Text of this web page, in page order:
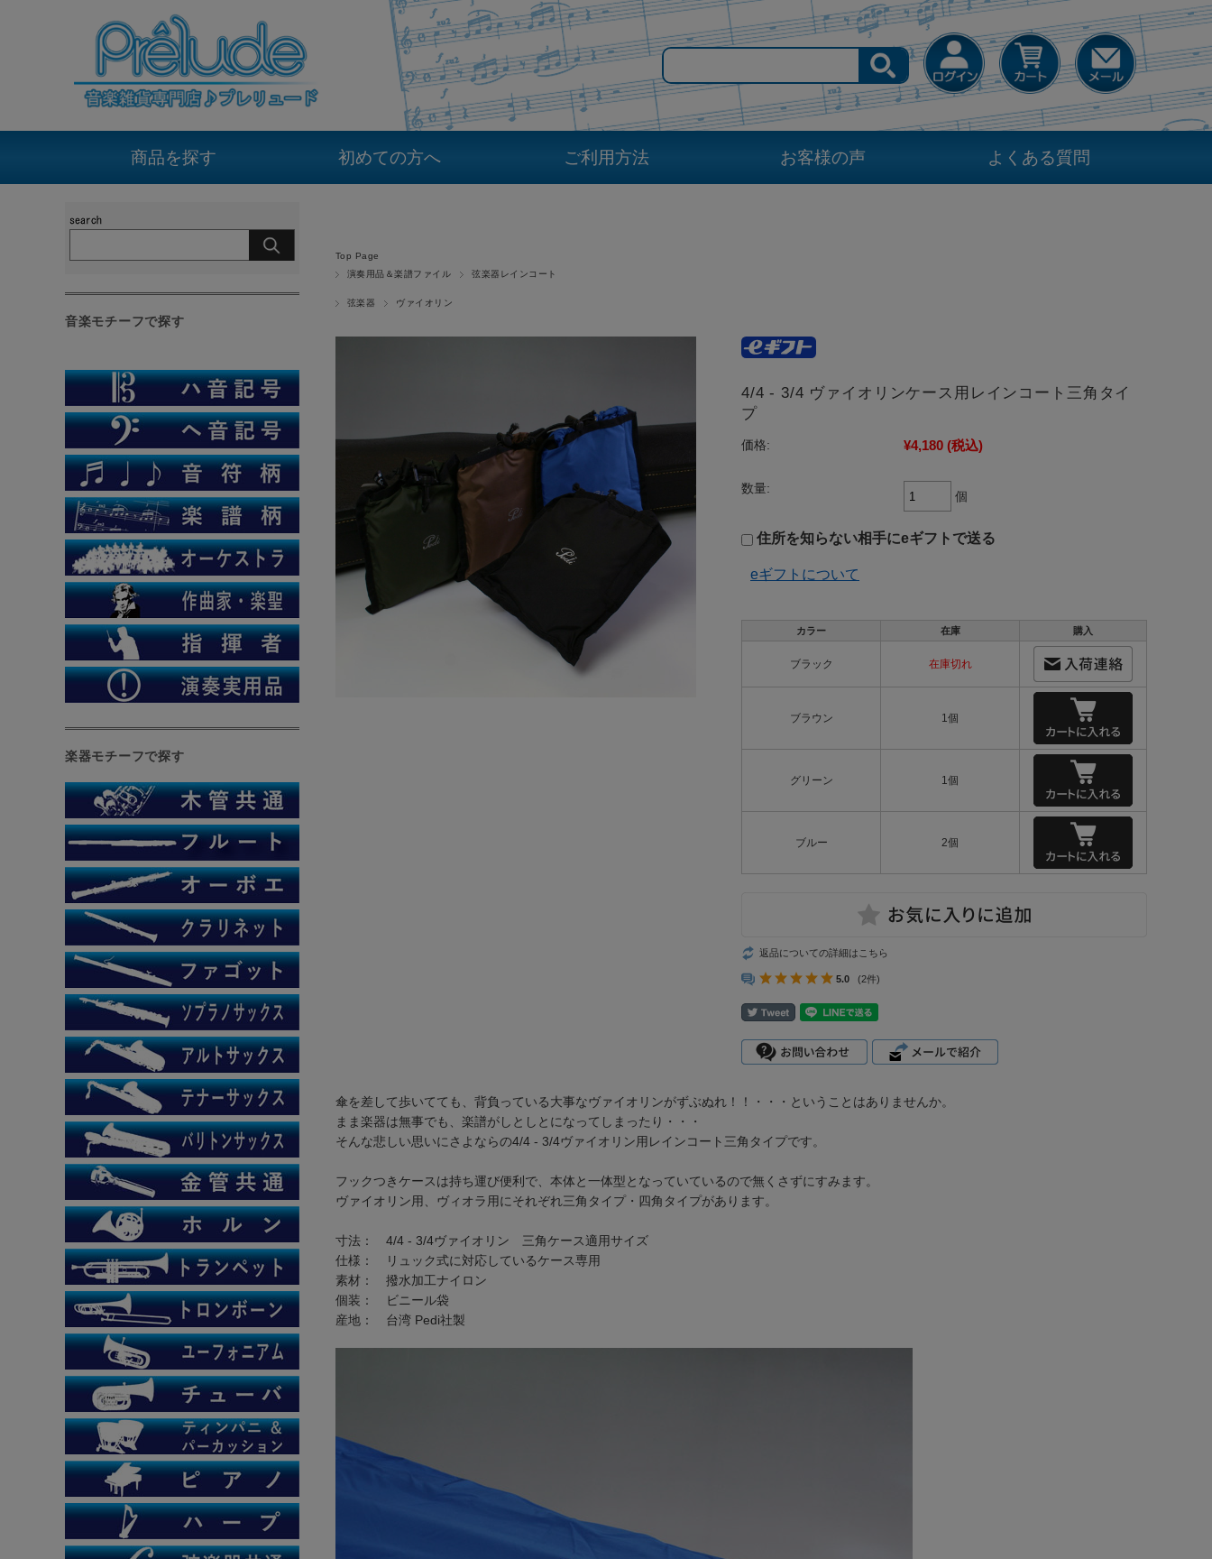
商品を探す 初めての方へ ご利用方法 お客様の声 よくある質問
Top Page
演奏用品＆楽譜ファイル
弦楽器レインコート
弦楽器 ヴァイオリン
4/4 - 3/4 ヴァイオリンケース用レインコート三角タイ
プ
価格: ¥4,180 (税込)
数量:
個
住所を知らない相手にeギフトで送る
eギフトについて
カラー 在庫 購入
ブラック 在庫切れ
ブラウン 1個
グリーン 1個
ブルー 2個
返品についての詳細はこちら
5.0 (2件)
傘を差して歩いてても、背負っている大事なヴァイオリンがずぶぬれ！！・・・ということはありませんか。
まま楽器は無事でも、楽譜がしとしとになってしまったり・・・
そんな悲しい思いにさよならの4/4 - 3/4ヴァイオリン用レインコート三角タイプです。
フックつきケースは持ち運び便利で、本体と一体型となっていているので無くさずにすみます。
ヴァイオリン用、ヴィオラ用にそれぞれ三角タイプ・四角タイプがあります。
寸法： 4/4 - 3/4ヴァイオリン 三角ケース適用サイズ
仕様： リュック式に対応しているケース専用
素材： 撥水加工ナイロン
個装： ビニール袋
産地： 台湾 Pedi社製
音楽モチーフで探す
楽器モチーフで探す